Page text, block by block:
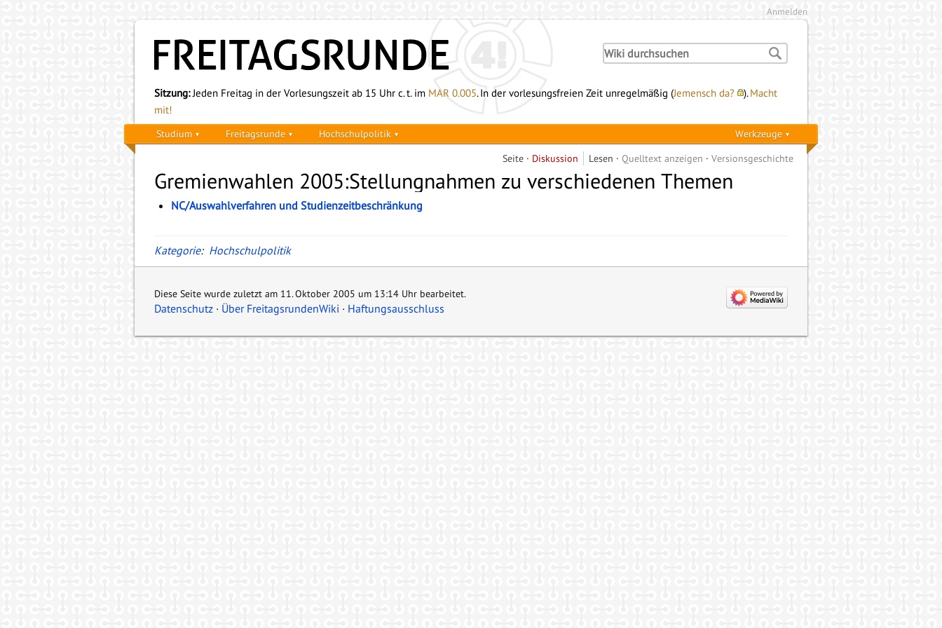
Anmelden
Sitzung:Jeden Freitag in der Vorlesungszeit ab 15 Uhr c. t. im MAR 0.005. In der vorlesungsfreien Zeit unregelmäßig (Jemensch da? ).Macht
mit!
Studium Freitagsrunde Hochschulpolitik
Werkzeuge
Seite
Diskussion Lesen Quelltext anzeigen Versionsgeschichte
Gremienwahlen 2005:Stellungnahmen zu verschiedenen Themen
NC/Auswahlverfahren und Studienzeitbeschränkung
Kategorie: Hochschulpolitik
Diese Seite wurde zuletzt am 11. Oktober 2005 um 13:14 Uhr bearbeitet.
Datenschutz Über FreitagsrundenWiki Haftungsausschluss